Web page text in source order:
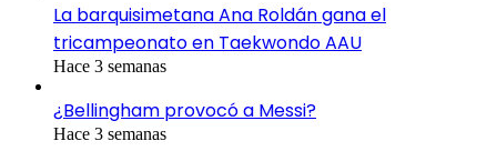
La barquisimetana Ana Roldán gana el
tricampeonato en Taekwondo AAU
Hace 3 semanas
¿Bellingham provocó a Messi?
Hace 3 semanas